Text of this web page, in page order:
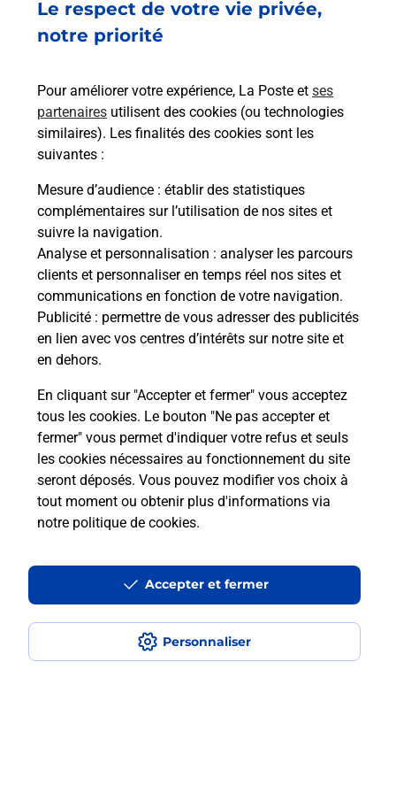
Le respect de votre vie privée,
notre priorité
Pour améliorer votre expérience, La Poste et ses
partenaires utilisent des cookies (ou technologies
similaires). Les finalités des cookies sont les
suivantes :
Mesure d’audience : établir des statistiques
complémentaires sur l’utilisation de nos sites et
suivre la navigation.
Analyse et personnalisation : analyser les parcours
clients et personnaliser en temps réel nos sites et
communications en fonction de votre navigation.
Publicité : permettre de vous adresser des publicités
en lien avec vos centres d’intérêts sur notre site et
en dehors.
En cliquant sur "Accepter et fermer" vous acceptez
tous les cookies. Le bouton "Ne pas accepter et
fermer" vous permet d'indiquer votre refus et seuls
les cookies nécessaires au fonctionnement du site
seront déposés. Vous pouvez modifier vos choix à
tout moment ou obtenir plus d'informations via
notre politique de cookies.
Personnaliser
Accepter et fermer
Acheter un iPhone neuf ou reconditionné
Vous recherchez un smartphone pas cher proche
de chez vous ? Découvrez notre offre de
téléphones iPhone Apple dans vos bureaux de
Poste à MULHOUSE BRIAND (68200) !
En savoir plus
Questions fréquemment posées
Comment retourner un colis acheté
en ligne depuis votre boîte aux lettres
Comment envoyer un colis ou faire un
retour chez un e-commerçant sans se
déplacer ?
Envoyer un petit colis au meilleur